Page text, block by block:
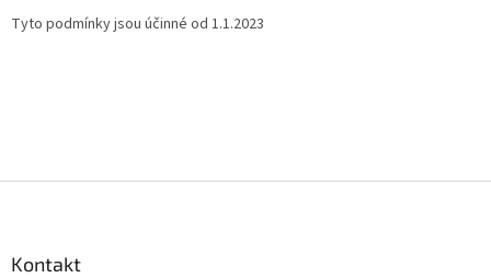
Tyto podmínky jsou účinné od 1.1.2023
Kontakt